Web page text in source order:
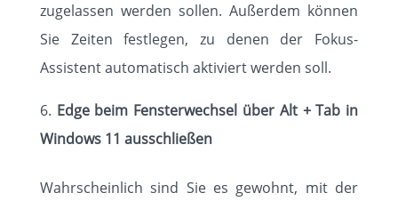
zugelassen werden sollen. Außerdem können
Sie Zeiten festlegen, zu denen der Fokus-
Assistent automatisch aktiviert werden soll.
Edge beim Fensterwechsel über Alt + Tab in
Windows 11 ausschließen
Wahrscheinlich sind Sie es gewohnt, mit der